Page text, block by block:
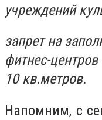
учреждений
запрет на
фитнес-
10 кв.метров.
Напомним, с